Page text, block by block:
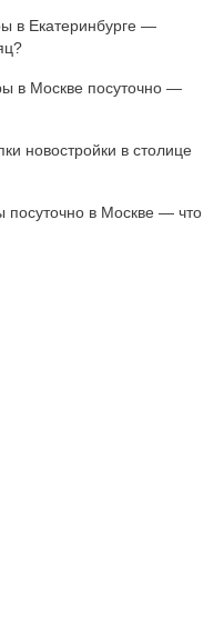
в Екатеринбурге —
в Москве посуточно —
новостройки в столице
в Москве — что